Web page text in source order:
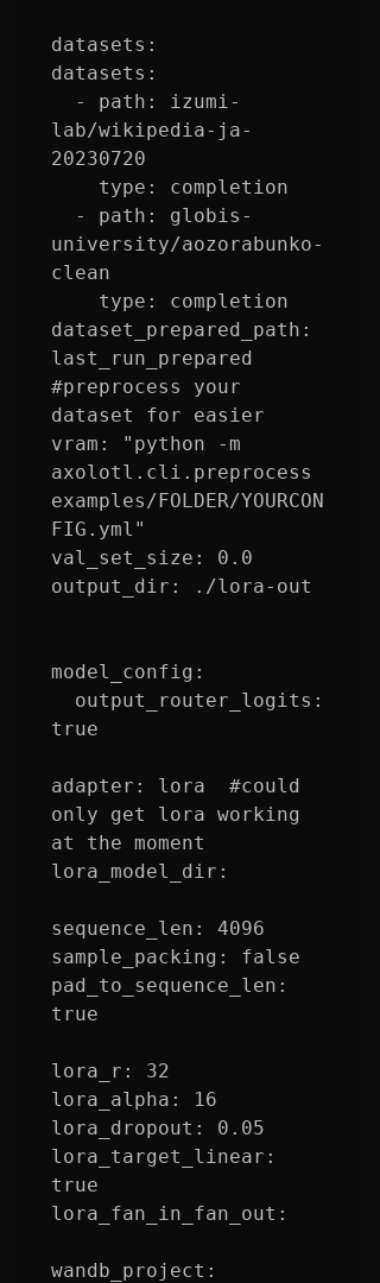
datasets:
datasets:
lab/wikipedia-ja-
20230720
university/aozorabunko-
clean
dataset_prepared_path:
#preprocess
your
dataset for easier
vram: "python -m
axolotl.cli.preprocess
examples/FOLDER/YOURCON
FIG.yml"
val_set_size: 0.0
output_dir: ./lora-out
model_config:
true
adapter: lora #could
only get lora working
at the moment
lora_model_dir:
sequence_len: 4096
sample_packing: false
pad_to_sequence_len:
true
lora_r: 32
lora_alpha: 16
lora_dropout: 0.05
lora_target_linear:
true
lora_fan_in_fan_out:
wandb_project: